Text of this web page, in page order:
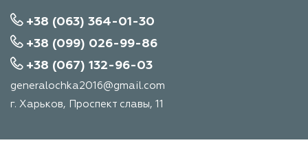
+38 (063) 364-01-30
+38 (099) 026-99-86
+38 (067) 132-96-03
generalochka2016@gmail.com
г. Харьков, Проспект славы, 11